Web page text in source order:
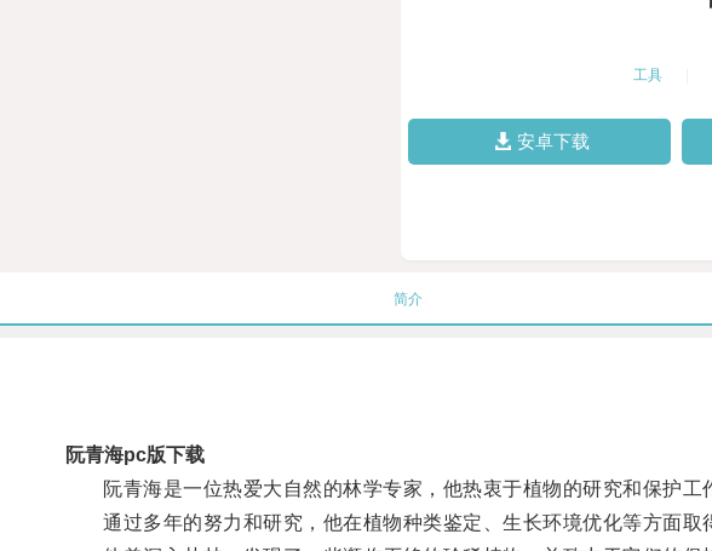
工具
安卓下载
简介
阮青海pc版下载
阮青海是一位热爱大自然的林学专家，他热衷于植物的研究和保护工
通过多年的努力和研究，他在植物种类鉴定、生长环境优化等方面取